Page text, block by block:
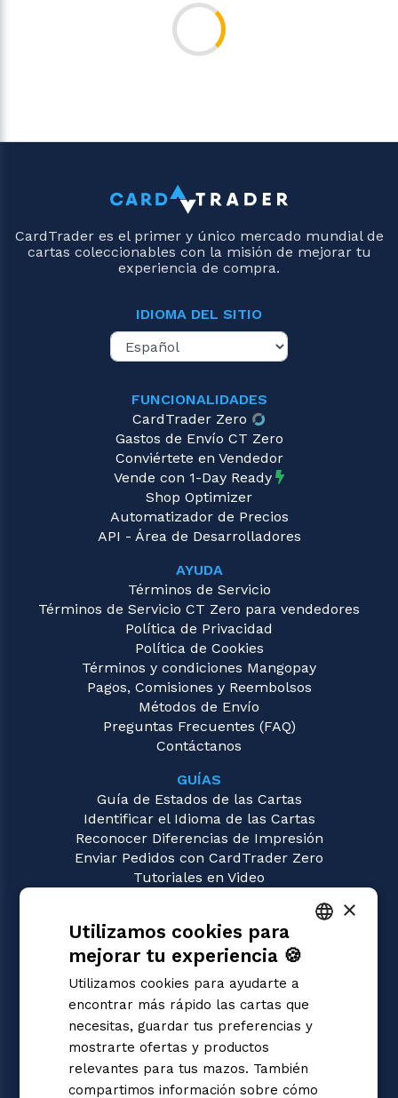
CardTrader es el primer y único mercado mundial de
cartas coleccionables con la misión de mejorar tu
experiencia de compra.
IDIOMA DEL SITIO
FUNCIONALIDADES
CardTrader Zero
Gastos de Envío CT Zero
Conviértete en Vendedor
Vende con 1-Day Ready
Shop Optimizer
Automatizador de Precios
API - Área de Desarrolladores
AYUDA
Términos de Servicio
Términos de Servicio CT Zero para vendedores
Política de Privacidad
Política de Cookies
Términos y condiciones Mangopay
Pagos, Comisiones y Reembolsos
Métodos de Envío
Preguntas Frecuentes (FAQ)
Contáctanos
GUÍAS
Guía de Estados de las Cartas
Identificar el Idioma de las Cartas
Reconocer Diferencias de Impresión
Enviar Pedidos con CardTrader Zero
Tutoriales en Video
Flesh and Blood
Magic: the Gathering
Pokémon
Yu-Gi-Oh!
Digimon
One Piece
Dragon Ball Super
Cardfight!! Vanguard
Disney Lorcana
ITALIAN
×
Utilizamos cookies para
mejorar tu experiencia 🍪
Utilizamos cookies para ayudarte a
encontrar más rápido las cartas que
necesitas, guardar tus preferencias y
mostrarte ofertas y productos
relevantes para tus mazos. También
compartimos información sobre cómo